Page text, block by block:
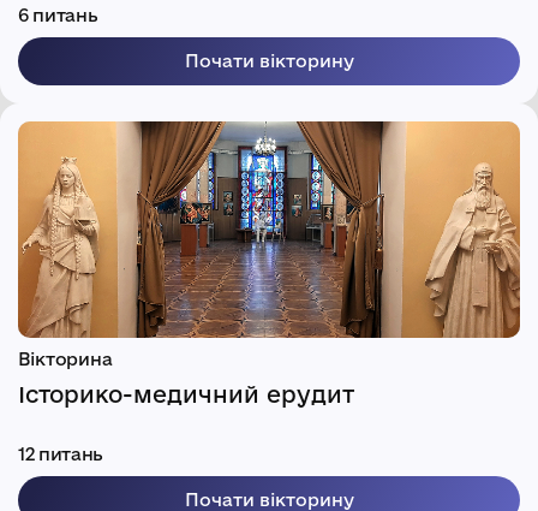
6 питань
Почати вікторину
Вікторина
Історико-медичний ерудит
12 питань
Почати вікторину